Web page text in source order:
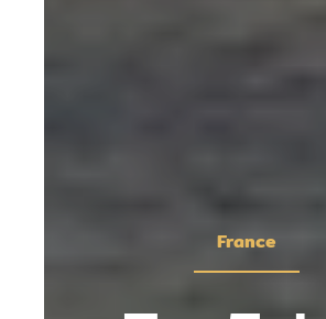
France